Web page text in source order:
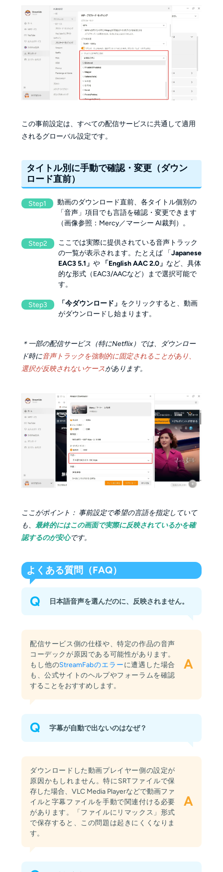
この事前設定は、すべての配信サービスに共通して適用
されるグローバル設定です。
タイトル別に手動で確認・変更（ダウン
ロード直前）
Step1
動画のダウンロード直前、各タイトル個別の
「音声」項目でも言語を確認・変更できます
（画像参照：Mercy／マーシー AI裁判）。
Step2
ここでは実際に提供されている音声トラック
の一覧が表示されます。たとえば 「Japanese
EAC3 5.1」や 「English AAC 2.0」 など、具体
的な形式（EAC3/AACなど）まで選択可能で
す。
Step3 「今ダウンロード」 をクリックすると、動画
がダウンロードし始まります。
＊一部の配信サービス（特にNetflix）では、ダウンロー
ド時に音声トラックを強制的に固定されることがあり、
選択が反映されないケースがあります。
ここがポイント： 事前設定で希望の言語を指定していて
も、 最終的にはこの画面で実際に反映されているかを確
認するのが安心です。
よくある質問（FAQ）
Q 日本語音声を選んだのに、反映されません。
配信サービス側の仕様や、特定の作品の音声
コーデックが原因である可能性があります。
もし他のStreamFabのエラーに遭遇した場合
も、公式サイトのヘルプやフォーラムを確認
することをおすすめします。
A
Q 字幕が自動で出ないのはなぜ？
ダウンロードした動画プレイヤー側の設定が
原因かもしれません。特にSRTファイルで保
存した場合、VLC Media Playerなどで動画ファ
イルと字幕ファイルを手動で関連付ける必要
があります。「ファイルにリマックス」形式
で保存すると、この問題は起きにくくなりま
す。
A